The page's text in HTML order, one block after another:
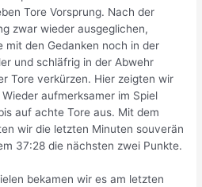
Tore Vorsprung. Nach der
zwar wieder ausgeglichen,
mit den Gedanken noch in der
und schläfrig in der Abwehr
Tore verkürzen. Hier zeigten wir
aufmerksamer im Spiel
auf achte Tore aus. Mit dem
wir die letzten Minuten souverän
37:28 die nächsten zwei Punkte.
bekamen wir es am letzten